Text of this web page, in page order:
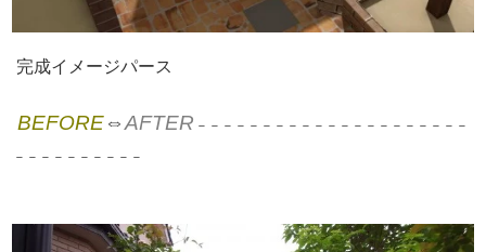
完成イメージパース
BEFORE⇔AFTER －－－－－－－－－－－－－－－－－－－－－
－－－－－－－－－－